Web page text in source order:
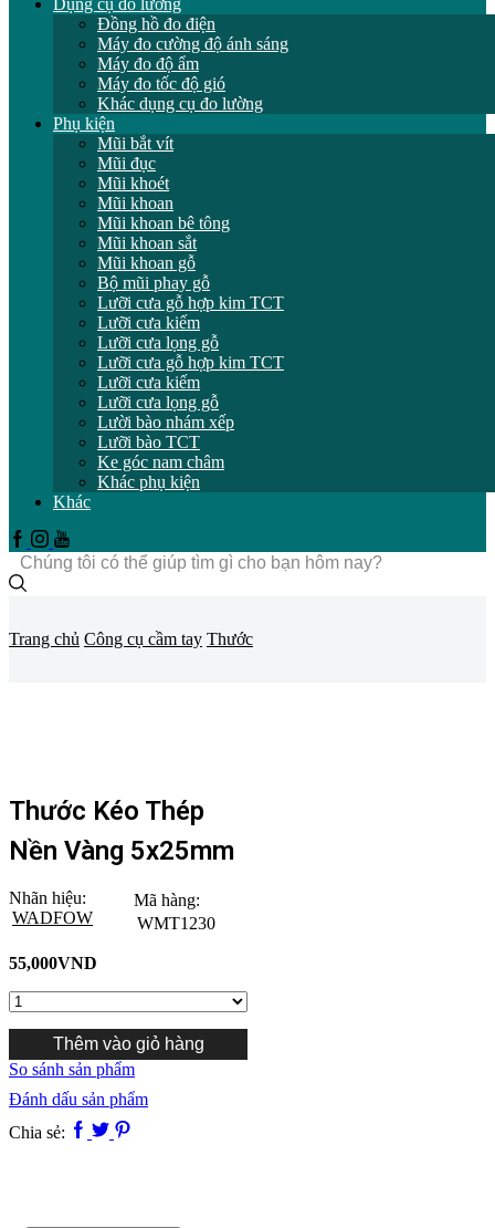
Dụng cụ đo lường
Đồng hồ đo điện
Máy đo cường độ ánh sáng
Máy đo độ ẩm
Máy đo tốc độ gió
Khác dụng cụ đo lường
Phụ kiện
Mũi bắt vít
Mũi đục
Mũi khoét
Mũi khoan
Mũi khoan bê tông
Mũi khoan sắt
Mũi khoan gỗ
Bộ mũi phay gỗ
Lưỡi cưa gỗ hợp kim TCT
Lưỡi cưa kiếm
Lưỡi cưa lọng gỗ
Lưỡi cưa gỗ hợp kim TCT
Lưỡi cưa kiếm
Lưỡi cưa lọng gỗ
Lười bào nhám xếp
Lưỡi bào TCT
Ke góc nam châm
Khác phụ kiện
Khác
Facebook
Instagram
Youtube
Trường
tìm
Trang chủ Công cụ cầm tay Thước
Thước Kéo Thép
Nền Vàng 5x25mm
Nhãn hiệu:
WADFOW
Mã hàng:
WMT1230
55,000VND
Thước
nền
vàng
5x25mm
lượng
Thêm vào giỏ hàng
So sánh sản phẩm
Đánh dấu sản phẩm
Chia sẻ:
Facebook
TwitterPinterest